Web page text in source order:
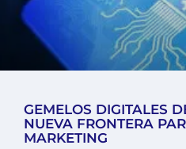
GEMELOS DIGITALES
NUEVA FRONTERA
MARKETING